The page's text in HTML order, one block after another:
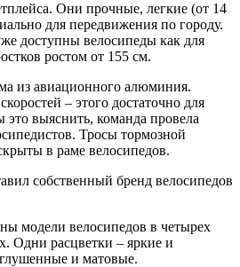
Они прочные, легкие (от 14
для передвижения по городу.
доступны велосипеды как для
ростом от 155 см.
из авиационного алюминия.
– этого достаточно для
это выяснить, команда провела
Тросы тормозной
в раме велосипедов.
модели велосипедов в четырех
Одни расцветки – яркие и
и матовые.